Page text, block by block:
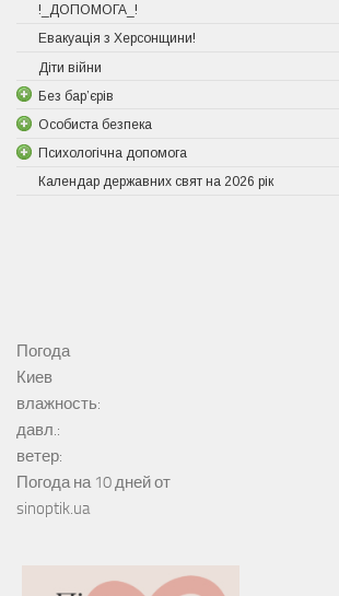
!_ДОПОМОГА_!
Евакуація з Херсонщини!
Діти війни
Без бар’єрів
Особиста безпека
Психологічна допомога
Календар державних свят на 2026 рік
Погода
Киев
влажность:
давл.:
ветер:
Погода на 10 дней от
sinoptik.ua